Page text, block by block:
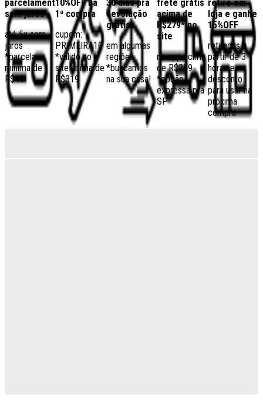
parcelamento
sem juros
até 5x sem
juros
*parcela
mínima de
R$40
10%OFF na
1ª compra
cupom:
PRIMEIRA10
*válido no
site acima de
R$319
30 dias pra
devolução
grátis
em algumas
regiões,
*buscamos
na sua casa!
frete grátis
acima de
R$279* no
site
no app acima
de R$259
*opção
expressa pra
SP
retire em
loja e ganhe
15%OFF
retiradas a
partir de 3
horas e
desconto
para usar na
próxima
compra